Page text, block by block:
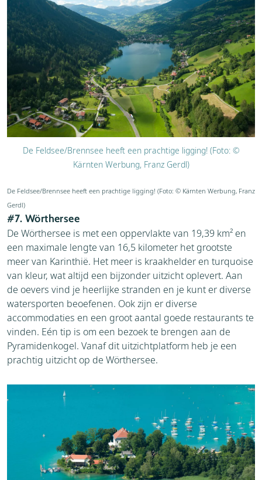
De Feldsee/Brennsee heeft een prachtige ligging! (Foto: ©
Kärnten Werbung, Franz Gerdl)
De Feldsee/Brennsee heeft een prachtige ligging! (Foto: © Kärnten Werbung, Franz
Gerdl)
#7. Wörthersee
De Wörthersee is met een oppervlakte van 19,39 km² en
een maximale lengte van 16,5 kilometer het grootste
meer van Karinthië. Het meer is kraakhelder en turquoise
van kleur, wat altijd een bijzonder uitzicht oplevert. Aan
de oevers vind je heerlijke stranden en je kunt er diverse
watersporten beoefenen. Ook zijn er diverse
accommodaties en een groot aantal goede restaurants te
vinden. Eén tip is om een bezoek te brengen aan de
Pyramidenkogel. Vanaf dit uitzichtplatform heb je een
prachtig uitzicht op de Wörthersee.